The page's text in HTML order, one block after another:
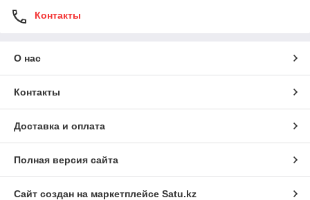
Контакты
О нас
Контакты
Доставка и оплата
Полная версия сайта
Сайт создан на маркетплейсе Satu.kz